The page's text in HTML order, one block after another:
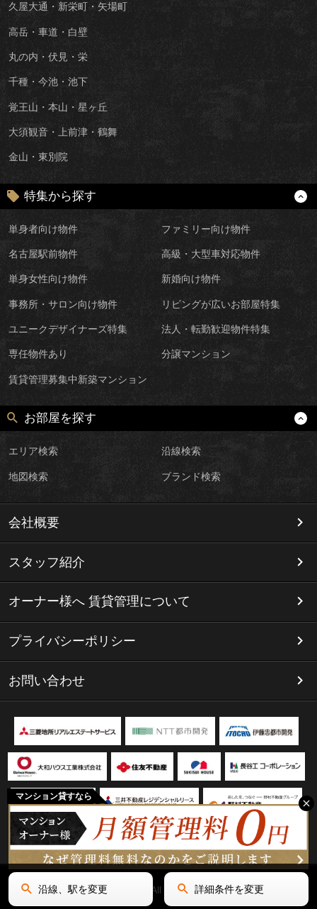
マンション貸すなら
久屋大通・新栄町・矢場町
高岳・車道・白壁
丸の内・伏見・栄
千種・今池・池下
覚王山・本山・星ヶ丘
大須観音・上前津・鶴舞
金山・東別院
特集から探す
単身者向け物件 ファミリー向け物件
名古屋駅前物件 高級・大型車対応物件
単身女性向け物件 新婚向け物件
事務所・サロン向け物件 リビングが広いお部屋特集
ユニークデザイナーズ特集 法人・転勤歓迎物件特集
専任物件あり 分譲マンション
賃貸管理募集中新築マンション
お部屋を探す
エリア検索 沿線検索
地図検索 ブランド検索
会社概要
スタッフ紹介
オーナー様へ 賃貸管理について
プライバシーポリシー
お問い合わせ
Copyright(C) リミテッド名古屋 All Rights Reserved.
沿線、駅を変更 詳細条件を変更